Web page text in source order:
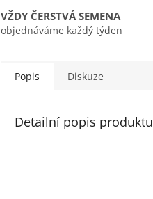
VŽDY ČERSTVÁ SEMENA
objednáváme každý týden
Popis Diskuze
Detailní popis produktu